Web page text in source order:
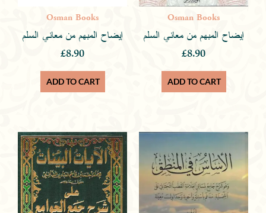
Osman Books
إيضاح المبهم من معاني السلم
£8.90
ADD TO CART
Osman Books
إيضاح المبهم من معاني السلم
£8.90
ADD TO CART